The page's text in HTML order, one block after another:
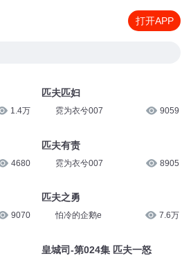
打开APP
1.4万
4680
9070
匹夫匹妇
霓为衣兮007 9059
匹夫有责
霓为衣兮007 8905
匹夫之勇
怕冷的企鹅e 7.6万
皇城司-第024集 匹夫一怒